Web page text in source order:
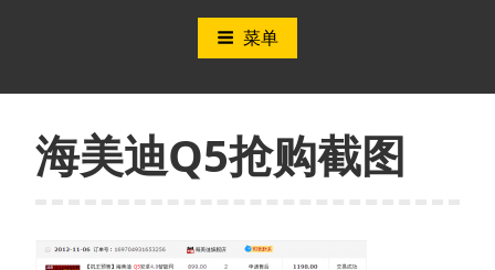
菜单
海美迪Q5抢购截图